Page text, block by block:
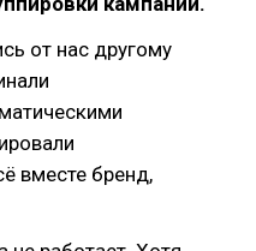
от нас другому
вместе бренд,